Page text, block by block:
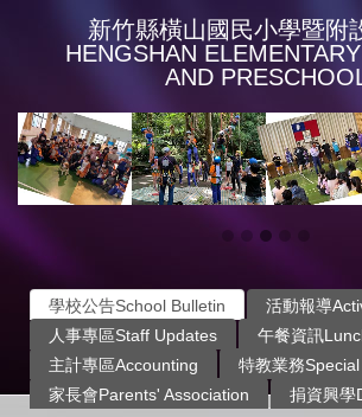
內
容
區
新竹縣橫山國民小學暨附
HENGSHAN
AND
學校公告School Bulletin
活動報導
人事專區Staff Updates
午餐資訊
主計專區Accounting
特教業務
家長會Parents' Association
捐資興學